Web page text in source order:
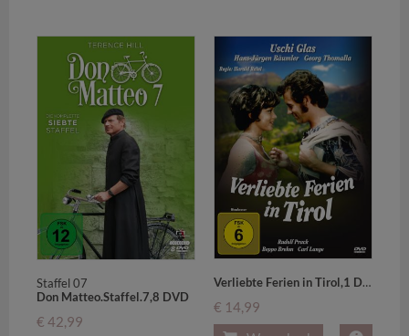
Staffel 07
Don Matteo.Staffel.7,8 DVD
€ 42,99
Verliebte Ferien in Tirol,1 DVD (Neuauflage)
€ 14,99